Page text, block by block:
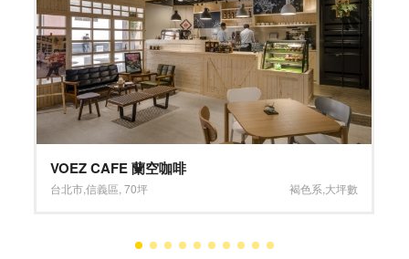
茵格麗德產護中心
桃園市,中壢區 ,968坪 大坪數 灰色系